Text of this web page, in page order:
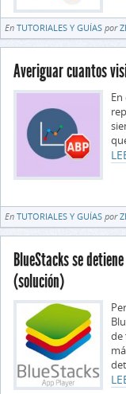
En TUTORIALES Y GUÍAS por
Averiguar cuantos
En TUTORIALES Y GUÍAS por
BlueStacks se
(solución)
de